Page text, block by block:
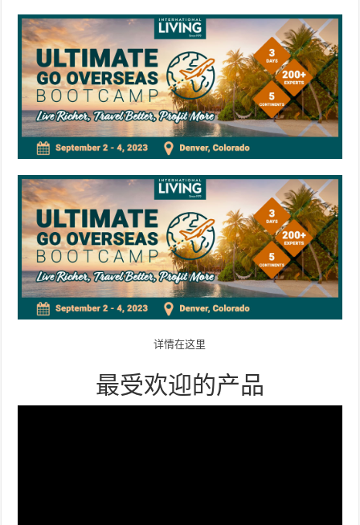
详情在这里
最受欢迎的产品